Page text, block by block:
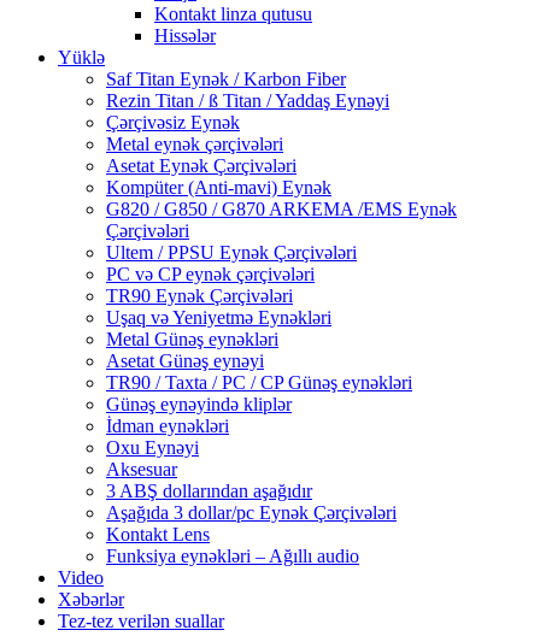
Kontakt linza qutusu
Hissələr
Yüklə
Saf Titan Eynək / Karbon Fiber
Rezin Titan / ß Titan / Yaddaş Eynəyi
Çərçivəsiz Eynək
Metal eynək çərçivələri
Asetat Eynək Çərçivələri
Kompüter (Anti-mavi) Eynək
G820 / G850 / G870 ARKEMA /EMS Eynək
Çərçivələri
Ultem / PPSU Eynək Çərçivələri
PC və CP eynək çərçivələri
TR90 Eynək Çərçivələri
Uşaq və Yeniyetmə Eynəkləri
Metal Günəş eynəkləri
Asetat Günəş eynəyi
TR90 / Taxta / PC / CP Günəş eynəkləri
Günəş eynəyində kliplər
İdman eynəkləri
Oxu Eynəyi
Aksesuar
3 ABŞ dollarından aşağıdır
Aşağıda 3 dollar/pc Eynək Çərçivələri
Kontakt Lens
Funksiya eynəkləri – Ağıllı audio
Video
Xəbərlər
Tez-tez verilən suallar